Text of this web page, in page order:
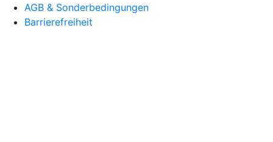
AGB & Sonderbedingungen
Barrierefreiheit